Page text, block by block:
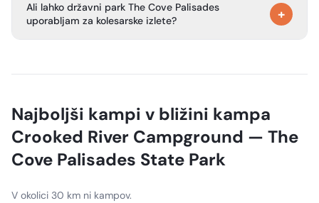
parki Oregona, ki dovoljujejo tuše tudi za ne-kampiste.
Ali lahko državni park The Cove Palisades
uporabljam za kolesarske izlete?
+
poteka blizu kampa Palisades Campground in vključuje
Najboljši kampi v bližini kampa
Crooked River Campground — The
Cove Palisades State Park
V okolici 30 km ni kampov.